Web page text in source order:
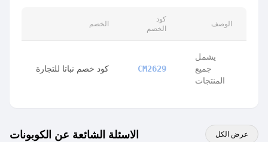
الخصم
كود
الخصم
الوصف
كود خصم نباتا للتجارة CM2629
يشمل
جميع
المنتجات
الاسئلة الشائعة عن الكوبونات عرض الكل